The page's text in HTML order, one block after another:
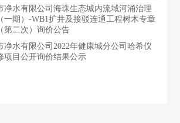
净水有限公司海珠生态城内流域河涌治理
一期）-WB1扩井及接驳连通工程树木专章
第二次）询价公告
净水有限公司2022年健康城分公司哈希仪
项目公开询价结果公示